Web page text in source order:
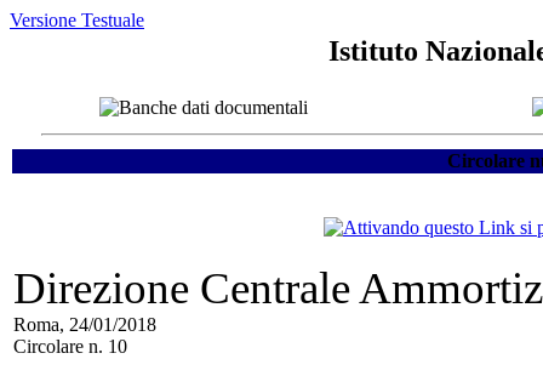
Versione Testuale
Istituto
Circolare
Direzione Centrale
Roma, 24/01/2018
Circolare n. 10